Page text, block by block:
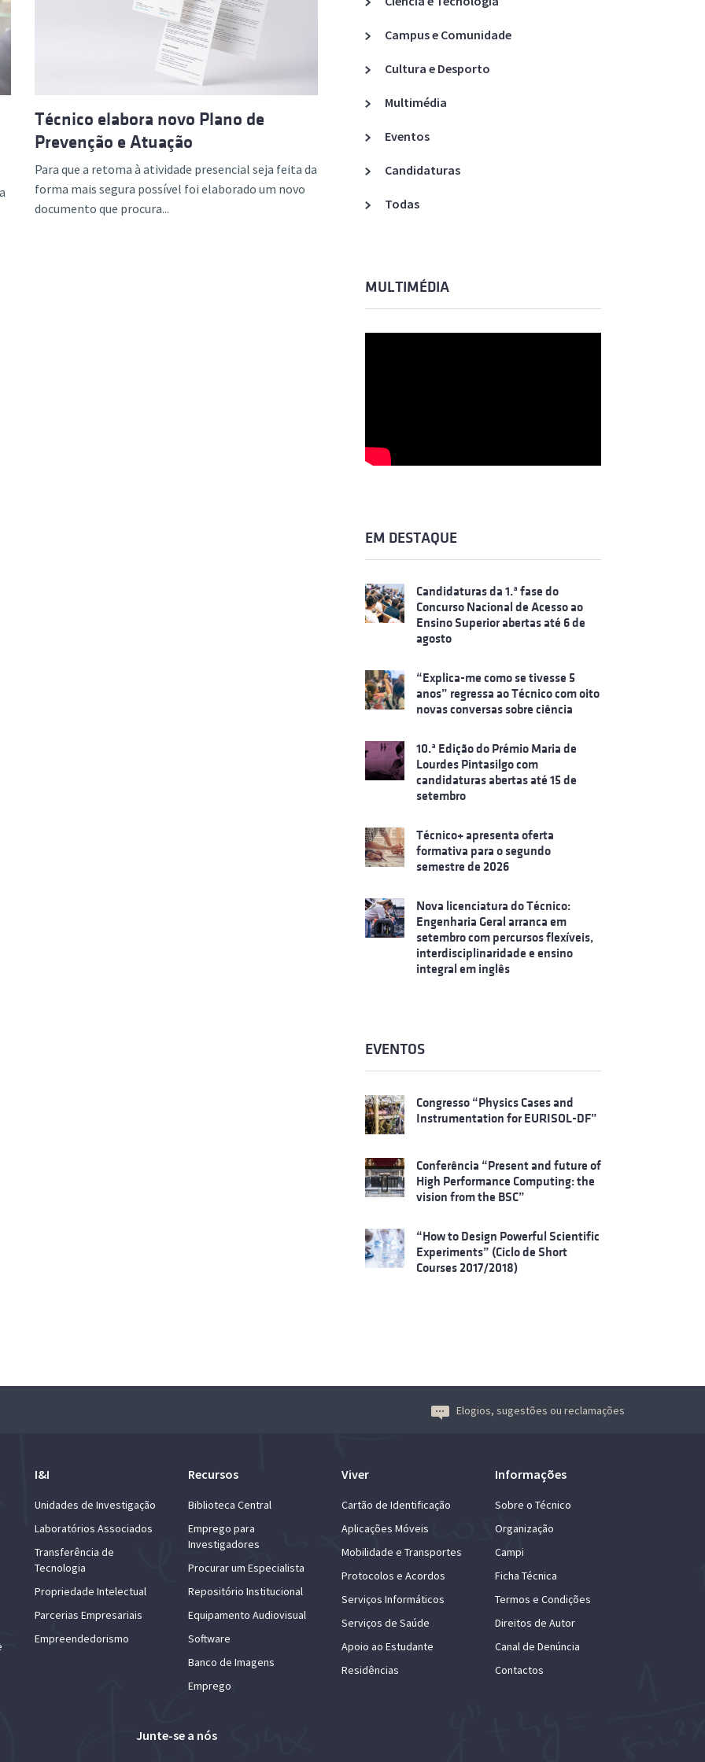
Avançada
Acreditações A3ES
Técnico elabora novo Plano de
Prevenção e Atuação
Para que a retoma à atividade presencial seja feita da
forma mais segura possível foi elaborado um novo
documento que procura...
Campus e Comunidade
Cultura e Desporto
Multimédia
Eventos
Candidaturas
Todas
MULTIMÉDIA
EM DESTAQUE
Candidaturas da 1.ª fase do
Concurso Nacional de Acesso ao
Ensino Superior abertas até 6 de
agosto
“Explica-me como se tivesse 5
anos” regressa ao Técnico com oito
novas conversas sobre ciência
10.ª Edição do Prémio Maria de
Lourdes Pintasilgo com
candidaturas abertas até 15 de
setembro
Técnico+ apresenta oferta
formativa para o segundo
semestre de 2026
Nova licenciatura do Técnico:
Engenharia Geral arranca em
setembro com percursos flexíveis,
interdisciplinaridade e ensino
integral em inglês
EVENTOS
Congresso “Physics Cases and
Instrumentation for EURISOL-DF”
Conferência “Present and future of
High Performance Computing: the
vision from the BSC”
“How to Design Powerful Scientific
Experiments” (Ciclo de Short
Courses 2017/2018)
Elogios, sugestões ou reclamações
I&I
Unidades de Investigação
Laboratórios Associados
Transferência de
Tecnologia
Propriedade Intelectual
Parcerias Empresariais
Empreendedorismo
Recursos
Biblioteca Central
Emprego para
Investigadores
Procurar um Especialista
Repositório Institucional
Equipamento Audiovisual
Software
Banco de Imagens
Emprego
Viver
Cartão de Identificação
Aplicações Móveis
Mobilidade e Transportes
Protocolos e Acordos
Serviços Informáticos
Serviços de Saúde
Apoio ao Estudante
Residências
Informações
Sobre o Técnico
Organização
Campi
Ficha Técnica
Termos e Condições
Direitos de Autor
Canal de Denúncia
Contactos
Junte-se a nós